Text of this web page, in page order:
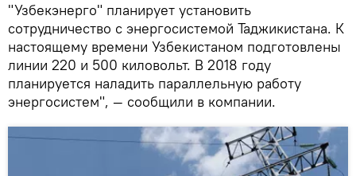
"Узбекэнерго" планирует установить
сотрудничество с энергосистемой Таджикистана. К
настоящему времени Узбекистаном подготовлены
линии 220 и 500 киловольт. В 2018 году
планируется наладить параллельную работу
энергосистем", — сообщили в компании.